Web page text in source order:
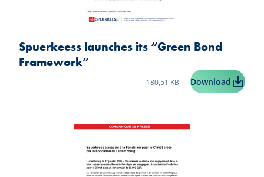
Spuerkeess launches its “Green Bond
Framework”
Taille du fichier:
180,51 KB Download